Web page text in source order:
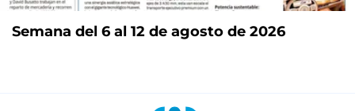
Semana del 6 al 12 de agosto de 2026